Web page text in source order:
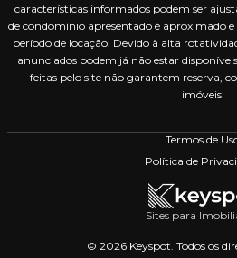
características informados podem ser
de condomínio apresentado é aproximado
período de locação. Devido à alta
anunciados podem já não estar
feitas pelo site não garantem reserva,
imóveis.
Termos de
Política de
Sites para
© 2026 Keyspot. Todos os